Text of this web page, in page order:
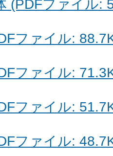
(PDFファイル:
ファイル:
ファイル:
ファイル:
ファイル: